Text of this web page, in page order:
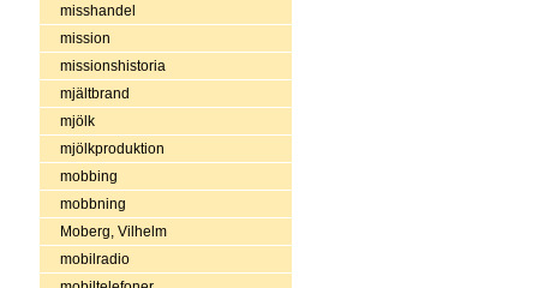
misshandel
mission
missionshistoria
mjältbrand
mjölk
mjölkproduktion
mobbing
mobbning
Moberg, Vilhelm
mobilradio